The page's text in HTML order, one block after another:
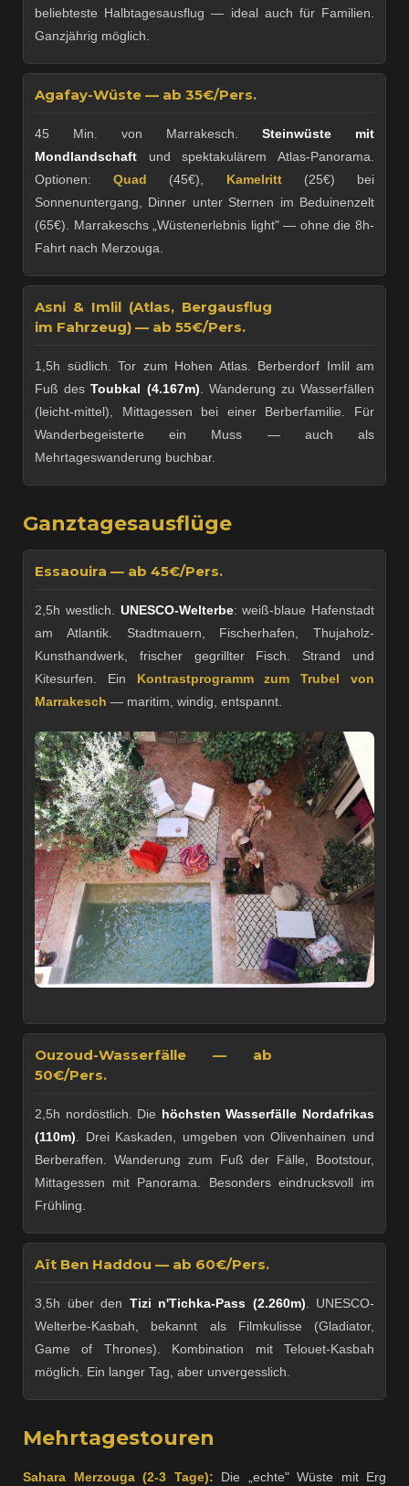
beliebteste Halbtagesausflug — ideal auch für Familien.
Ganzjährig möglich.
Agafay-Wüste — ab 35€/Pers.
45 Min. von Marrakesch. Steinwüste mit
Mondlandschaft und spektakulärem Atlas-Panorama.
Optionen:Quad (45€), Kamelritt(25€) bei
Sonnenuntergang, Dinner unter Sternen im Beduinenzelt
(65€). Marrakeschs „Wüstenerlebnis light" — ohne die 8h-
Fahrt nach Merzouga.
Asni & Imlil (Atlas, Bergausflug
im Fahrzeug) — ab 55€/Pers.
1,5h südlich. Tor zum Hohen Atlas. Berberdorf Imlil am
Fuß desToubkal (4.167m). Wanderung zu Wasserfällen
(leicht-mittel), Mittagessen bei einer Berberfamilie. Für
Wanderbegeisterte ein Muss — auch als
Mehrtageswanderung buchbar.
Ganztagesausflüge
Essaouira — ab 45€/Pers.
2,5h westlich. UNESCO-Welterbe: weiß-blaue Hafenstadt
am Atlantik. Stadtmauern, Fischerhafen, Thujaholz-
Kunsthandwerk, frischer gegrillter Fisch. Strand und
Kitesurfen. Ein Kontrastprogramm zum Trubel von
Marrakesch — maritim, windig, entspannt.
Ouzoud-Wasserfälle — ab
50€/Pers.
2,5h nordöstlich. Die höchsten Wasserfälle Nordafrikas
(110m) . Drei Kaskaden, umgeben von Olivenhainen und
Berberaffen. Wanderung zum Fuß der Fälle, Bootstour,
Mittagessen mit Panorama. Besonders eindrucksvoll im
Frühling.
Aït Ben Haddou — ab 60€/Pers.
3,5h über den Tizi n'Tichka-Pass (2.260m) . UNESCO-
Welterbe-Kasbah, bekannt als Filmkulisse (Gladiator,
Game of Thrones). Kombination mit Telouet-Kasbah
möglich. Ein langer Tag, aber unvergesslich.
Mehrtagestouren
Sahara Merzouga (2-3 Tage): Die „echte" Wüste mit Erg